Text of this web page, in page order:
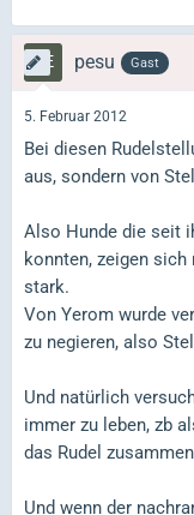
pesu Gast
5. Februar 2012
Bei diesen
aus, sondern von
Also Hunde die seit
konnten, zeigen
stark.
Von Yerom wurde
zu negieren, also
Und natürlich
immer zu leben, zb
das Rudel
Und wenn der